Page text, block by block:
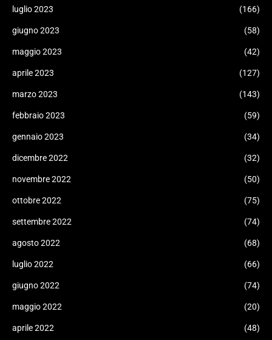
luglio 2023 (166)
giugno 2023 (58)
maggio 2023 (42)
aprile 2023 (127)
marzo 2023 (143)
febbraio 2023 (59)
gennaio 2023 (34)
dicembre 2022 (32)
novembre 2022 (50)
ottobre 2022 (75)
settembre 2022 (74)
agosto 2022 (68)
luglio 2022 (66)
giugno 2022 (74)
maggio 2022 (20)
aprile 2022 (48)